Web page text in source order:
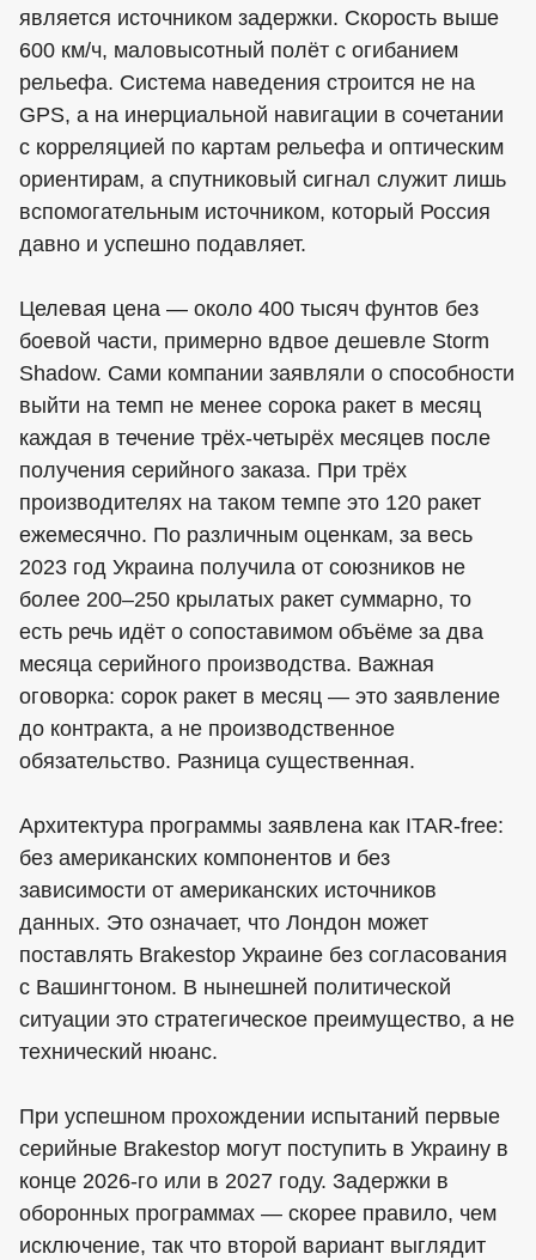
является источником задержки. Скорость выше
600 км/ч, маловысотный полёт с огибанием
рельефа. Система наведения строится не на
GPS, а на инерциальной навигации в сочетании
с корреляцией по картам рельефа и оптическим
ориентирам, а спутниковый сигнал служит лишь
вспомогательным источником, который Россия
давно и успешно подавляет.
Целевая цена — около 400 тысяч фунтов без
боевой части, примерно вдвое дешевле Storm
Shadow. Сами компании заявляли о способности
выйти на темп не менее сорока ракет в месяц
каждая в течение трёх-четырёх месяцев после
получения серийного заказа. При трёх
производителях на таком темпе это 120 ракет
ежемесячно. По различным оценкам, за весь
2023 год Украина получила от союзников не
более 200–250 крылатых ракет суммарно, то
есть речь идёт о сопоставимом объёме за два
месяца серийного производства. Важная
оговорка: сорок ракет в месяц — это заявление
до контракта, а не производственное
обязательство. Разница существенная.
Архитектура программы заявлена как ITAR-free:
без американских компонентов и без
зависимости от американских источников
данных. Это означает, что Лондон может
поставлять Brakestop Украине без согласования
с Вашингтоном. В нынешней политической
ситуации это стратегическое преимущество, а не
технический нюанс.
При успешном прохождении испытаний первые
серийные Brakestop могут поступить в Украину в
конце 2026-го или в 2027 году. Задержки в
оборонных программах — скорее правило, чем
исключение, так что второй вариант выглядит